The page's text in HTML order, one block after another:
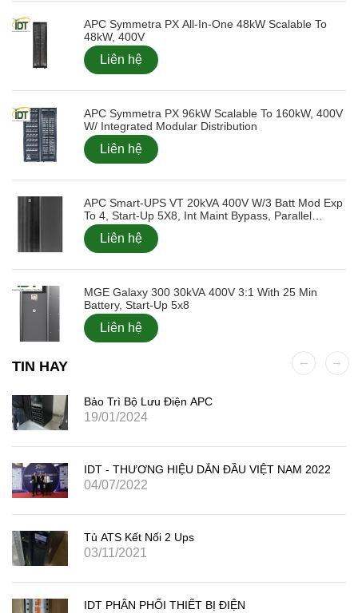
APC Symmetra PX All-In-One 48kW Scalable To
48kW, 400V
Liên hệ
APC Symmetra PX 96kW Scalable To 160kW, 400V
W/ Integrated Modular Distribution
Liên hệ
APC Smart-UPS VT 20kVA 400V W/3 Batt Mod Exp
To 4, Start-Up 5X8, Int Maint Bypass, Parallel
Capable
Liên hệ
MGE Galaxy 300 30kVA 400V 3:1 With 25 Min
Battery, Start-Up 5x8
Liên hệ
TIN HAY
Bảo Trì Bộ Lưu Điện APC
19/01/2024
IDT - THƯƠNG HIỆU DẪN ĐẦU VIỆT NAM 2022
04/07/2022
Tủ ATS Kết Nối 2 Ups
03/11/2021
IDT PHÂN PHỐI THIẾT BỊ ĐIỆN